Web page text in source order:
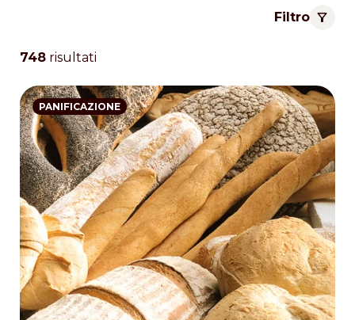
Filtro
748 risultati
PANIFICAZIONE